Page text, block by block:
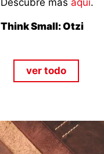
Think Small: Otzi
ver todo